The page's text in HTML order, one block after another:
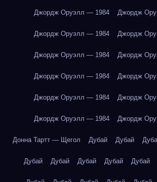
Джордж Оруэлл — 1984 Джордж
Джордж Оруэлл — 1984 Джордж
Джордж Оруэлл — 1984 Джордж
Джордж Оруэлл — 1984 Джордж
Джордж Оруэлл — 1984 Джордж
Джордж Оруэлл — 1984 Джордж
Донна Тартт — Щегол Дубай Дубай
Дубай Дубай Дубай Дубай Дубай